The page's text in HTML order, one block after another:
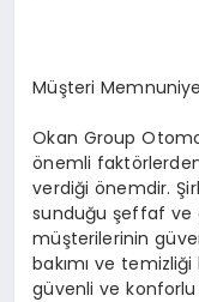
Müşteri
Okan Group
önemli
verdiği önemdir.
sunduğu şeffaf ve
müşterilerinin
bakımı ve
güvenli ve